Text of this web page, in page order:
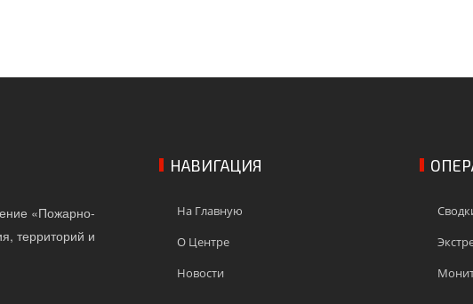
«Пожарно-
территорий и
НАВИГАЦИЯ
На Главную
О Центре
Новости